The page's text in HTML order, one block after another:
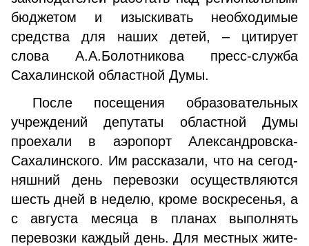
бюджетом и изыскивать необходимые
средства для наших детей, – цитирует
слова А.А.Болотникова пресс-служба
Сахалинской областной Думы.
После посещения образовательных
учреждений депутаты областной Думы
проехали в аэропорт Алек­сандровска-
Сахалинского. Им рассказали, что на сегод­
няшний день перевозки осуществляются
шесть дней в неделю, кроме воскресенья, а
с августа месяца в планах выполнять
перевозки каждый день. Для местных жите­